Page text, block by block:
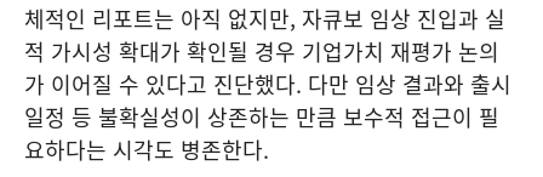
체적인 리포트는 아직 없지만, 자큐보 임상 진입과 실
적 가시성 확대가 확인될 경우 기업가치 재평가 논의
가 이어질 수 있다고 진단했다. 다만 임상 결과와 출시
일정 등 불확실성이 상존하는 만큼 보수적 접근이 필
요하다는 시각도 병존한다.